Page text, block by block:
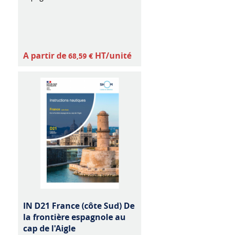
A partir de 68,59 € HT/unité
IN D21 France (côte Sud) De
la frontière espagnole au
cap de l'Aigle